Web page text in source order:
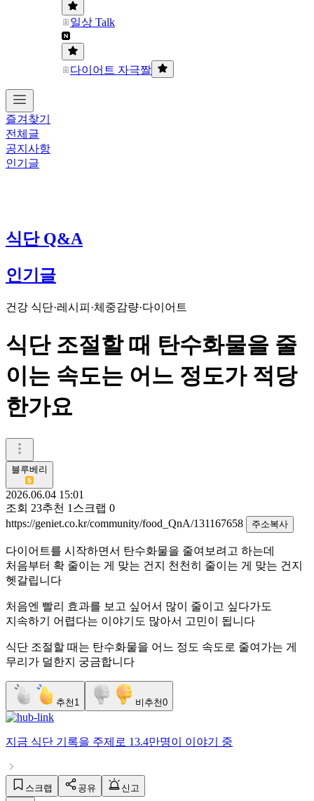
일상 Talk
다이어트 자극짤
즐겨찾기
전체글
공지사항
인기글
식단 Q&A
인기글
건강 식단·레시피 ·체중감량·다이어트
식단 조절할 때 탄수화물을 줄
이는 속도는 어느 정도가 적당
한가요
블루베리
2026.06.04 15:01
조회 23추천 1 스크랩 0
https://geniet.co.kr/community/food_QnA/131167658
주소복사
다이어트를 시작하면서 탄수화물을 줄여보려고 하는데
처음부터 확 줄이는 게 맞는 건지 천천히 줄이는 게 맞는 건지
헷갈립니다
처음엔 빨리 효과를 보고 싶어서 많이 줄이고 싶다가도
지속하기 어렵다는 이야기도 많아서 고민이 됩니다
식단 조절할 때는 탄수화물을 어느 정도 속도로 줄여가는 게
무리가 덜한지 궁금합니다
추천 1 비추천0
지금 식단 기록을 주제로 13.4만명이 이야기 중
스크랩 공유
신고